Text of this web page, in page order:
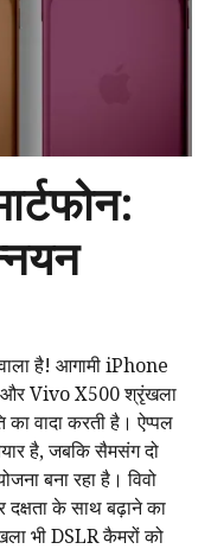
है! आगामी iPhone
Vivo X500 श्रृंखला
वादा करती है। ऐप्पल
है, जबकि सैमसंग दो
बना रहा है। विवो
के साथ बढ़ाने का
भी DSLR कैमरों को